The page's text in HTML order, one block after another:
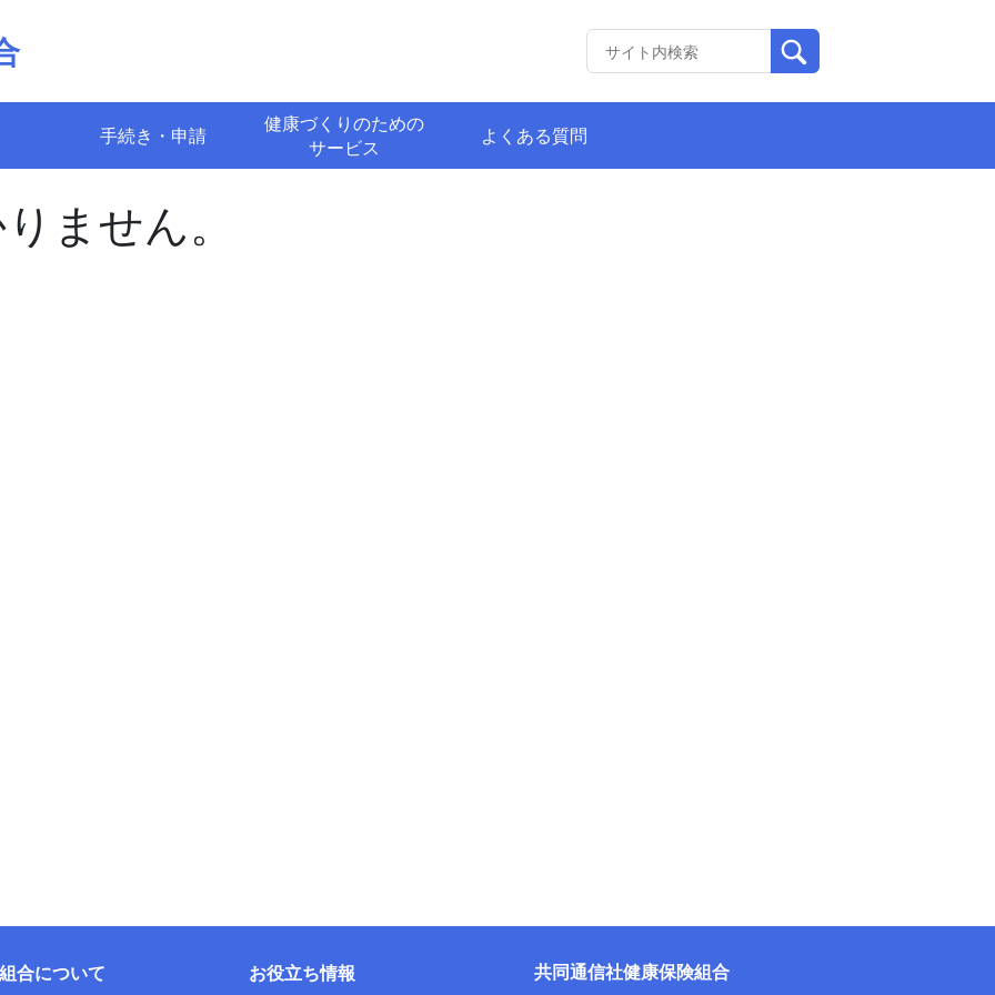
手続き・申請
健康づくりのための
サービス
よくある質問
ません。
合について お役立ち情報 共同通信社健康保険組合